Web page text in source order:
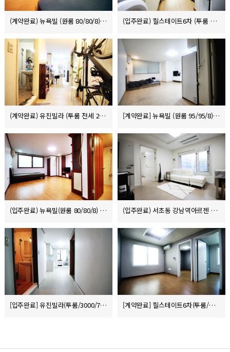
(계약완료) 뉴욕빌 (원룸 80/80/8) (입주완료) 힐스테이트6차 (투룸 전세 3.1억)
(계약완료) 유진빌라 (투룸 전세 2.1억) [계약완료] 뉴욕빌 (원룸 95/95/8)
(입주완료) 뉴욕빌(원룸 80/80/8) (입주완료) 서초동 강남역아르젠 200/135
[입주완료] 유진빌라(투룸/3000/74/7) [계약완료] 힐스테이트6차(투룸/매매/3억5천)